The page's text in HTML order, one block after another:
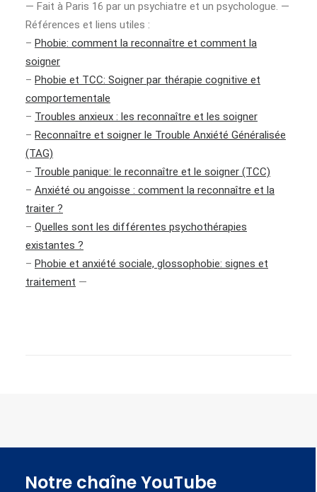
— Fait à Paris 16 par un psychiatre et un psychologue. —
Références et liens utiles :
– Phobie: comment la reconnaître et comment la
soigner
– Phobie et TCC: Soigner par thérapie cognitive et
comportementale
– Troubles anxieux : les reconnaître et les soigner
– Reconnaître et soigner le Trouble Anxiété Généralisée
(TAG)
– Trouble panique: le reconnaître et le soigner (TCC)
– Anxiété ou angoisse : comment la reconnaître et la
traiter ?
– Quelles sont les différentes psychothérapies
existantes ?
– Phobie et anxiété sociale, glossophobie: signes et
traitement —
Notre chaîne YouTube